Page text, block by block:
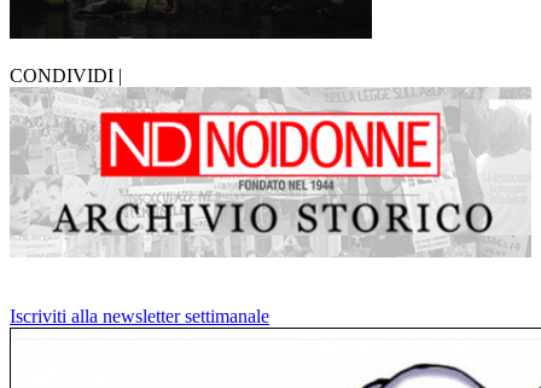
CONDIVIDI |
Iscriviti alla newsletter settimanale